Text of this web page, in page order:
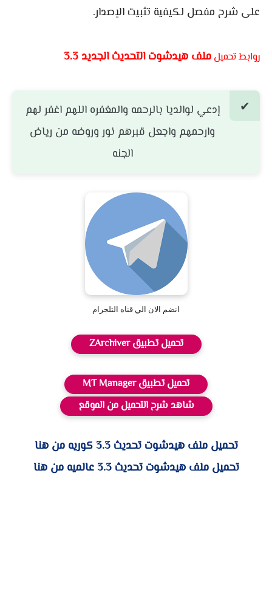
على شرح مفصل لكيفية تثبيت الإصدار.
روابط تحميل ملف هيدشوت التحديث الجديد 3.3
إدعي لوالديا بالرحمه والمغفره اللهم اغفر لهم
وارحمهم واجعل قبرهم نور وروضه من رياض
الجنه
انضم الان الي قناه التلجرام
تحميل تطبيق ZArchiver
تحميل تطبيق MT Manager
شاهد شرح التحميل من الموقع
تحميل ملف هيدشوت تحديث 3.3 كوريه من هنا
تحميل ملف هيدشوت تحديث 3.3 عالميه من هنا